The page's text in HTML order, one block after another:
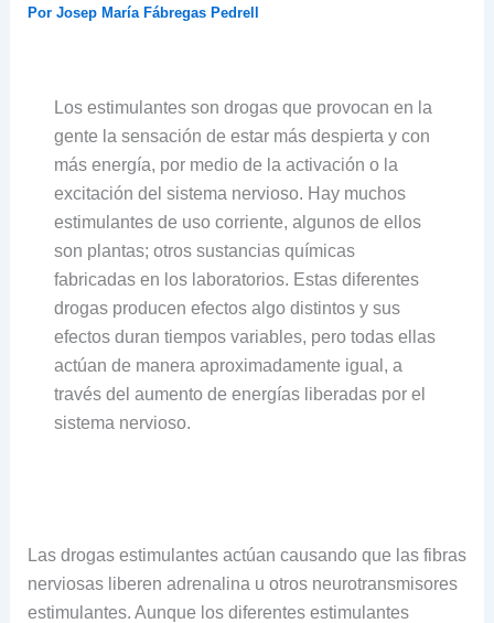
Por Josep María Fábregas Pedrell
Los estimulantes son drogas que provocan en la
gente la sensación de estar más despierta y con
más energía, por medio de la activación o la
excitación del sistema nervioso. Hay muchos
estimulantes de uso corriente, algunos de ellos
son plantas; otros sustancias químicas
fabricadas en los laboratorios. Estas diferentes
drogas producen efectos algo distintos y sus
efectos duran tiempos variables, pero todas ellas
actúan de manera aproximadamente igual, a
través del aumento de energías liberadas por el
sistema nervioso.
Las drogas estimulantes actúan causando que las fibras
nerviosas liberen adrenalina u otros neurotransmisores
estimulantes. Aunque los diferentes estimulantes